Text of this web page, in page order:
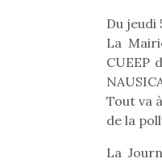
Du jeudi
La
CUEEP
Tout va
de la
La